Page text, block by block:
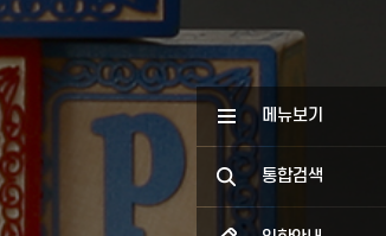
메뉴보기
통합검색